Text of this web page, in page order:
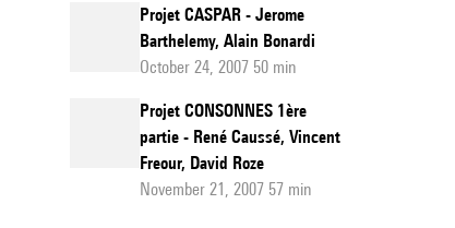
Projet CASPAR - Jerome
Barthelemy, Alain Bonardi
October 24, 2007 50 min
Projet CONSONNES 1ère
partie - René Caussé, Vincent
Freour, David Roze
November 21, 2007 57 min